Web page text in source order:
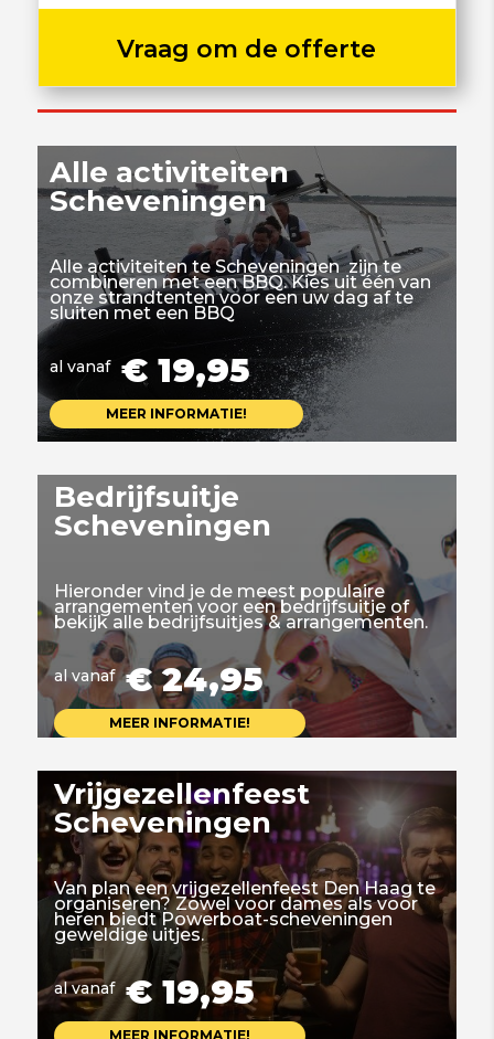
Vraag om de offerte
Alle activiteiten
Scheveningen
Alle activiteiten te Scheveningen zijn te
combineren met een BBQ. Kies uit één van
onze strandtenten voor een uw dag af te
sluiten met een BBQ
al vanaf € 19,95
MEER INFORMATIE!
Bedrijfsuitje
Scheveningen
Hieronder vind je de meest populaire
arrangementen voor een bedrijfsuitje of
bekijk alle bedrijfsuitjes & arrangementen.
al vanaf € 24,95
MEER INFORMATIE!
Vrijgezellenfeest
Scheveningen
Van plan een vrijgezellenfeest Den Haag te
organiseren? Zowel voor dames als voor
heren biedt Powerboat-scheveningen
geweldige uitjes.
al vanaf € 19,95
MEER INFORMATIE!